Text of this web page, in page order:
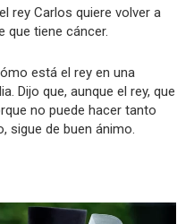
rey Carlos quiere volver a
que tiene cáncer.
está el rey en una
Dijo que, aunque el rey, que
no puede hacer tanto
sigue de buen ánimo.